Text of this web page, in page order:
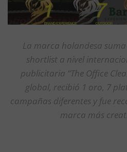
La marca holandesa
shortlist a nivel
publicitaria “The Office
global, recibió 1 oro, 7 pl
campañas diferentes y fue
marca más